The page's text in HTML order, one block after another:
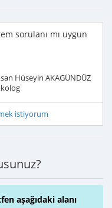
sorulanı mı uygun
Hüseyin AKAGÜNDÜZ
istiyorum
aşağıdaki alanı